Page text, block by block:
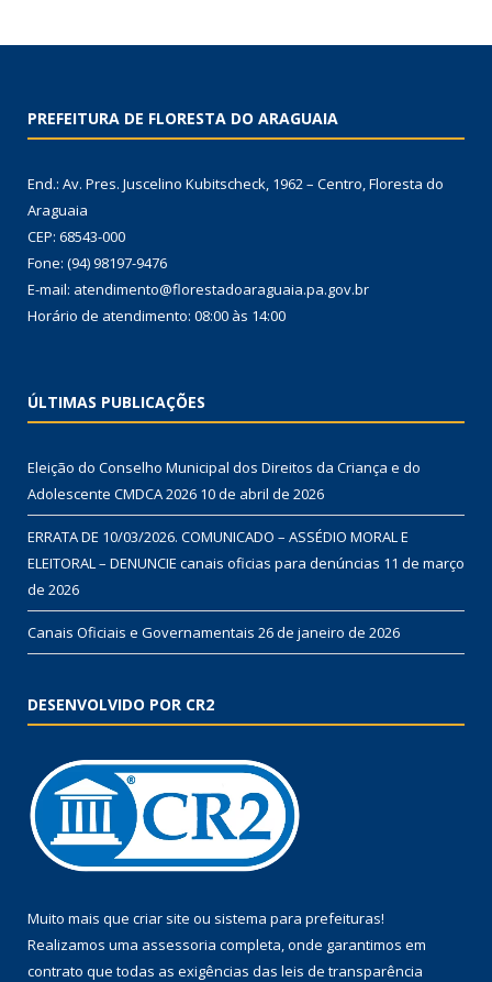
PREFEITURA DE FLORESTA DO ARAGUAIA
End.: Av. Pres. Juscelino Kubitscheck, 1962 – Centro, Floresta do
Araguaia
CEP: 68543-000
Fone: (94) 98197-9476
E-mail: atendimento@florestadoaraguaia.pa.gov.br
Horário de atendimento: 08:00 às 14:00
ÚLTIMAS PUBLICAÇÕES
Eleição do Conselho Municipal dos Direitos da Criança e do
Adolescente CMDCA 2026 10 de abril de 2026
ERRATA DE 10/03/2026. COMUNICADO – ASSÉDIO MORAL E
ELEITORAL – DENUNCIE canais oficias para denúncias 11 de março
de 2026
Canais Oficiais e Governamentais 26 de janeiro de 2026
DESENVOLVIDO POR CR2
Muito mais que criar site ou sistema para prefeituras!
Realizamos uma assessoria completa, onde garantimos em
contrato que todas as exigências das leis de transparência